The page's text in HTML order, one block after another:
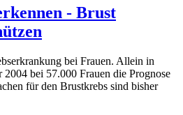
- Brust
bei Frauen. Allein in
bei 57.000 Frauen die Prognose
für den Brustkrebs sind bisher